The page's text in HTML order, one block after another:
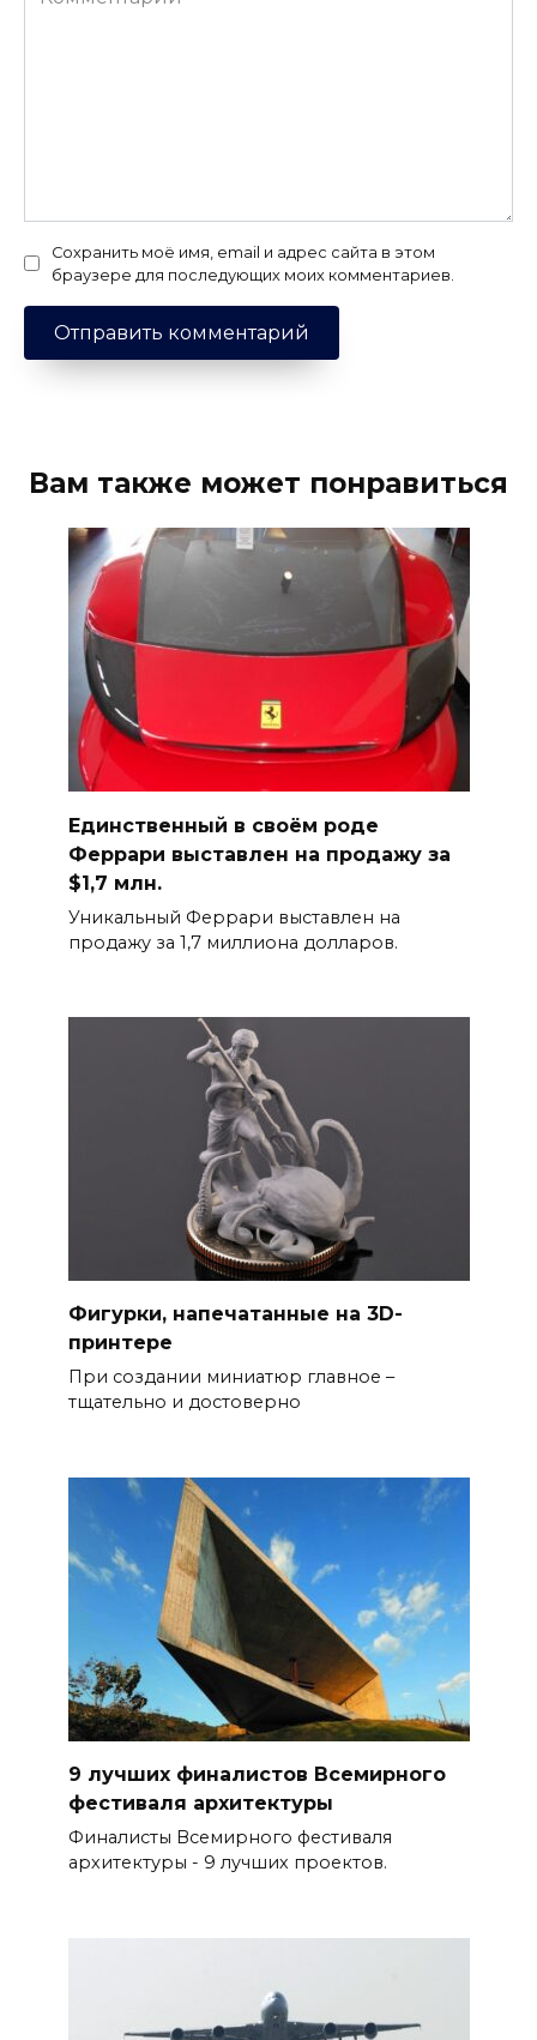
Сохранить моё имя, email и адрес сайта в этом
браузере для последующих моих комментариев.
Вам также может понравиться
Единственный в своём роде
Феррари выставлен на продажу за
$1,7 млн.
Уникальный Феррари выставлен на
продажу за 1,7 миллиона долларов.
Фигурки, напечатанные на 3D-
принтере
При создании миниатюр главное –
тщательно и достоверно
9 лучших финалистов Всемирного
фестиваля архитектуры
Финалисты Всемирного фестиваля
архитектуры - 9 лучших проектов.